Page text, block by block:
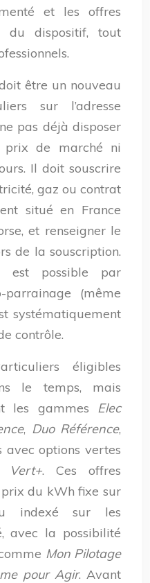
et les offres
du dispositif, tout
être un nouveau
sur l’adresse
pas déjà disposer
prix de marché ni
Il doit souscrire
gaz ou contrat
situé en France
et renseigner le
de la souscription.
est possible par
parrainage (même
systématiquement
contrôle.
éligibles
le temps, mais
les gammes Elec
, Duo Référence,
options vertes
Vert+. Ces offres
du kWh fixe sur
indexé sur les
avec la possibilité
Mon Pilotage
pour Agir. Avant